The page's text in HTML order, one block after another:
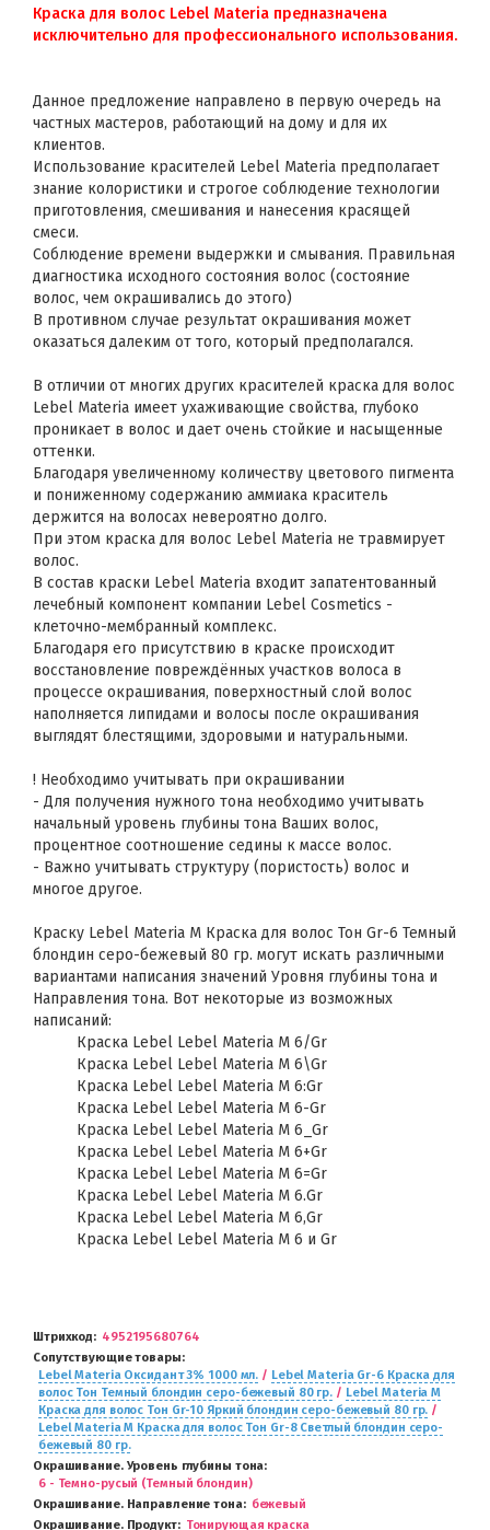
Краска для волос Lebel Materia предназначена
исключительно для профессионального использования.
Данное предложение направлено в первую очередь на
частных мастеров, работающий на дому и для их
клиентов.
Использование красителей Lebel Materia предполагает
знание колористики и строгое соблюдение технологии
приготовления, смешивания и нанесения красящей
смеси.
Соблюдение времени выдержки и смывания. Правильная
диагностика исходного состояния волос (состояние
волос, чем окрашивались до этого)
В противном случае результат окрашивания может
оказаться далеким от того, который предполагался.
В отличии от многих других красителей краска для волос
Lebel Materia имеет ухаживающие свойства, глубоко
проникает в волос и дает очень стойкие и насыщенные
оттенки.
Благодаря увеличенному количеству цветового пигмента
и пониженному содержанию аммиака краситель
держится на волосах невероятно долго.
При этом краска для волос Lebel Materia не травмирует
волос.
В состав краски Lebel Materia входит запатентованный
лечебный компонент компании Lebel Cosmetics -
клеточно-мембранный комплекс.
Благодаря его присутствию в краске происходит
восстановление повреждённых участков волоса в
процессе окрашивания, поверхностный слой волос
наполняется липидами и волосы после окрашивания
выглядят блестящими, здоровыми и натуральными.
! Необходимо учитывать при окрашивании
- Для получения нужного тона необходимо учитывать
начальный уровень глубины тона Ваших волос,
процентное соотношение седины к массе волос.
- Важно учитывать структуру (пористость) волос и
многое другое.
Краску Lebel Materia M Краска для волос Тон Gr-6 Темный
блондин серо-бежевый 80 гр. могут искать различными
вариантами написания значений Уровня глубины тона и
Направления тона. Вот некоторые из возможных
написаний:
Краска Lebel Lebel Materia M 6/Gr
Краска Lebel Lebel Materia M 6\Gr
Краска Lebel Lebel Materia M 6:Gr
Краска Lebel Lebel Materia M 6-Gr
Краска Lebel Lebel Materia M 6_Gr
Краска Lebel Lebel Materia M 6+Gr
Краска Lebel Lebel Materia M 6=Gr
Краска Lebel Lebel Materia M 6.Gr
Краска Lebel Lebel Materia M 6,Gr
Краска Lebel Lebel Materia M 6 и Gr
Штрихкод
4952195680764
Сопутствующие товары
Lebel Materia Оксидант 3% 1000 мл. / Lebel Materia Gr-6 Краска для
волос Тон Темный блондин серо-бежевый 80 гр. / Lebel Materia M
Краска для волос Тон Gr-10 Яркий блондин серо-бежевый 80 гр. /
Lebel Materia M Краска для волос Тон Gr-8 Светлый блондин серо-
бежевый 80 гр.
Окрашивание. Уровень глубины тона
6 - Темно-русый (Темный блондин)
Окрашивание. Направление тона
бежевый
Окрашивание. Продукт
Тонирующая краска